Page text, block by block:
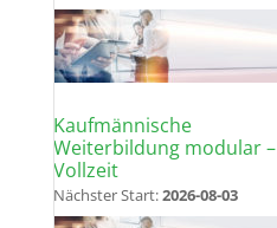
Kaufmännische
Weiterbildung modular –
Vollzeit
Nächster Start:2026-08-03